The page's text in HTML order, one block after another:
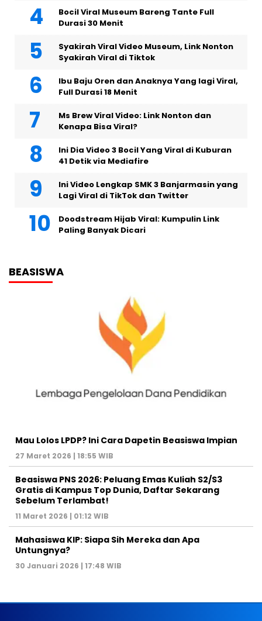
Bocil Viral Museum Bareng Tante Full
Durasi 30 Menit
Syakirah Viral Video Museum, Link Nonton
Syakirah Viral di Tiktok
Ibu Baju Oren dan Anaknya Yang lagi Viral,
Full Durasi 18 Menit
Ms Brew Viral Video: Link Nonton dan
Kenapa Bisa Viral?
Ini Dia Video 3 Bocil Yang Viral di Kuburan
41 Detik via Mediafire
Ini Video Lengkap SMK 3 Banjarmasin yang
Lagi Viral di TikTok dan Twitter
Doodstream Hijab Viral: Kumpulin Link
Paling Banyak Dicari
BEASISWA
Mau Lolos LPDP? Ini Cara Dapetin Beasiswa Impian
27 Maret 2026 | 18:55 WIB
Beasiswa PNS 2026: Peluang Emas Kuliah S2/S3
Gratis di Kampus Top Dunia, Daftar Sekarang
Sebelum Terlambat!
11 Maret 2026 | 01:12 WIB
Mahasiswa KIP: Siapa Sih Mereka dan Apa
Untungnya?
30 Januari 2026 | 17:48 WIB